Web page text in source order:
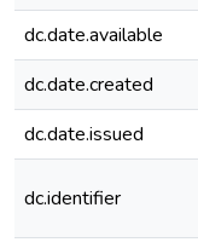
dc.date.available
dc.date.created
dc.date.issued
dc.identifier